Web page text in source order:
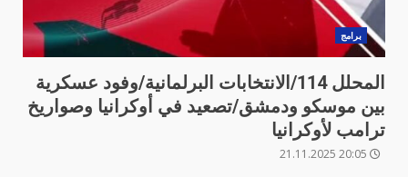
برامج
المحلل 114/الانتخابات البرلمانية/وفود عسكرية
بين موسكو ودمشق/تصعيد في أوكرانيا وصواريخ
ترامب لأوكرانيا